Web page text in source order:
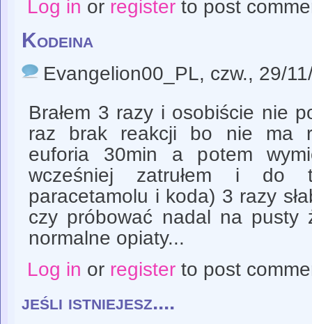
Log in or registerto post
Kodeina
Evangelion00_PL, czw., 29/
Brałem 3 razy i osobiście nie
raz brak reakcji bo nie ma
euforia 30min a potem
wcześniej zatrułem i do
paracetamolu i koda) 3 razy
czy próbować nadal na pusty
normalne opiaty...
Log in or registerto post
jeśli istniejesz....